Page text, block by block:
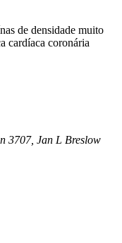
de densidade muito
cardíaca coronária
3707, Jan L Breslow